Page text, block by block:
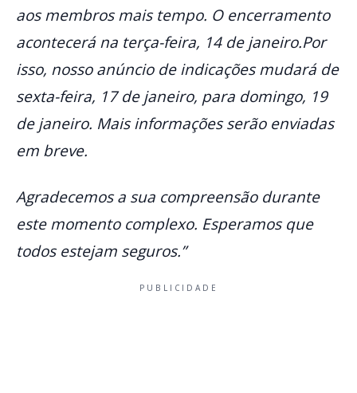
aos membros mais tempo. O encerramento
acontecerá na terça-feira, 14 de janeiro.Por
isso, nosso anúncio de indicações mudará de
sexta-feira, 17 de janeiro, para domingo, 19
de janeiro. Mais informações serão enviadas
em breve.
Agradecemos a sua compreensão durante
este momento complexo. Esperamos que
todos estejam seguros.”
PUBLICIDADE